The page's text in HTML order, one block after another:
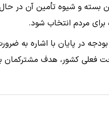
بسته و شیوه تأمین آن در
مردم انتخاب شود.
بودجه در پایان با اشاره به
فعلی کشور، هدف مشترکمان